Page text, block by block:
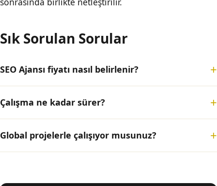
Sık Sorulan Sorular
SEO Ajansı fiyatı nasıl belirlenir?
Çalışma ne kadar sürer?
Global projelerle çalışıyor musunuz?